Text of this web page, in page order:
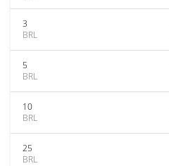
3
BRL
5
BRL
10
BRL
25
BRL